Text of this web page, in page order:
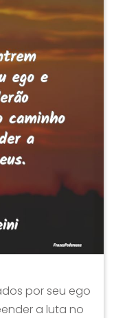
por seu ego
a luta no